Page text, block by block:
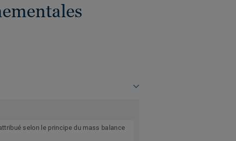
selon le principe du mass balance